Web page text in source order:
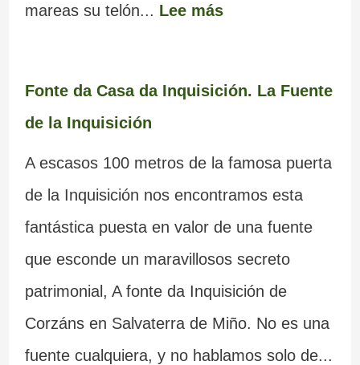
mareas su telón... Lee más
Fonte da Casa da Inquisición. La Fuente
de la Inquisición
A escasos 100 metros de la famosa puerta
de la Inquisición nos encontramos esta
fantástica puesta en valor de una fuente
que esconde un maravillosos secreto
patrimonial, A fonte da Inquisición de
Corzáns en Salvaterra de Miño. No es una
fuente cualquiera, y no hablamos solo de...